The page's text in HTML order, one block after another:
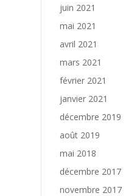
juin 2021
mai 2021
avril 2021
mars 2021
février 2021
janvier 2021
décembre 2019
août 2019
mai 2018
décembre 2017
novembre 2017